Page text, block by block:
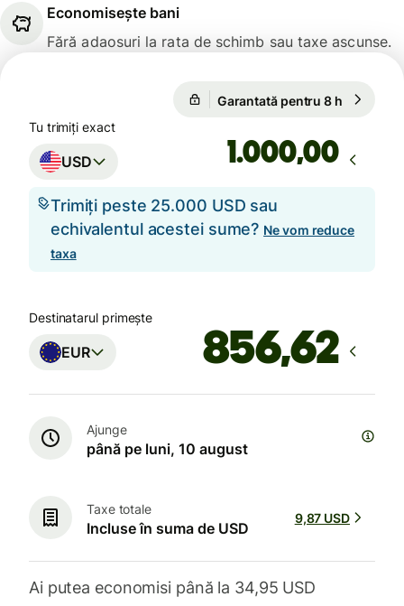
Economisește bani
Fără adaosuri la rata de schimb sau taxe ascunse.
Garantată pentru 8 h
Tu trimiți exact
USD ,00
Trimiți peste 25.000 USD sau
echivalentul acestei sume? Ne vom reduce
taxa
Destinatarul primește
EUR
Ajunge
până pe luni, 10 august
Taxe totale
Incluse în suma de USD
9,87 USD
Ai putea economisi până la 34,95 USD